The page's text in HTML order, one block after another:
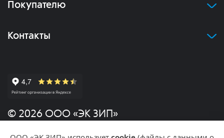
Покупателю
Контакты
© 2026 ООО «ЭК ЗИП»